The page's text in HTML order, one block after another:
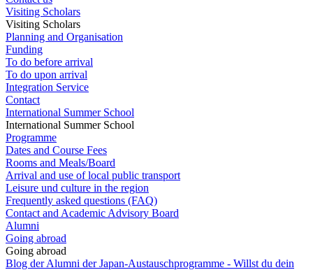
Visiting Scholars
Visiting Scholars
Planning and Organisation
Funding
To do before arrival
To do upon arrival
Integration Service
Contact
International Summer School
International Summer School
Programme
Dates and Course Fees
Rooms and Meals/Board
Arrival and use of local public transport
Leisure und culture in the region
Frequently asked questions (FAQ)
Contact and Academic Advisory Board
Alumni
Going abroad
Going abroad
Blog der Alumni der Japan-Austauschprogramme - Willst du dein